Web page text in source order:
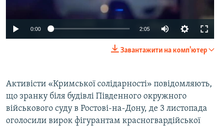
720p 1080p
0:00 2:05
720p
1080p
Завантажити на комп'ютер
Активісти «Кримської солідарності» повідомляють,
що зранку біля будівлі Південного окружного
військового суду в Ростові-на-Дону, де 3 листопада
оголосили вирок фігурантам красногвардійської